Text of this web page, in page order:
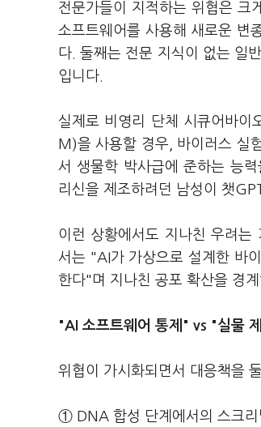
전문가들이 지적하는 위협은 크
소프트웨어를 사용해 새로운 변
다. 둘째는 전문 지식이 없는 일
입니다.
실제로 비영리 단체 시큐어바
M)을 사용할 경우, 바이러스 실
서 생물학 박사급에 준하는 능
리신을 제조하려던 남성이 챗
이런 상황에서도 지나친 우려
서는 "AI가 가상으로 설계한 바
한다"며 지나친 공포 확산을 경
"AI 소프트웨어 통제" vs "실물
위협이 가시화되면서 대응책을
① DNA 합성 단계에서의 스크리